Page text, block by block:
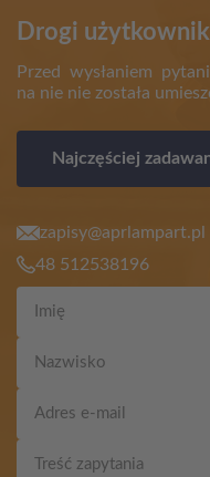
Drogi
Przed wysłaniem
na nie nie została
Najczęściej
zapisy@aprlampart.pl
48 512538196